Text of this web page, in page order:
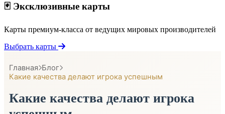
🃏 Эксклюзивные карты
Карты премиум-класса от ведущих мировых производителей
Выбрать карты
Главная Блог
Какие качества делают игрока успешным
Какие качества делают игрока